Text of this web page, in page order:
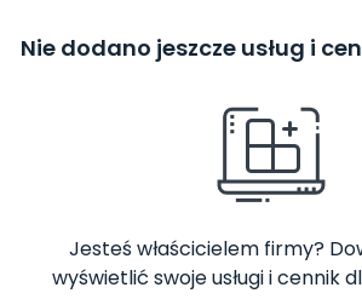
Nie dodano jeszcze usług i
Jesteś właścicielem firmy?
wyświetlić swoje usługi i cennik